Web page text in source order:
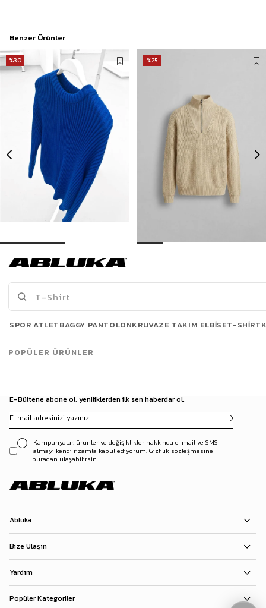
Benzer Ürünler
%30
503,93 TL
719,90 TL
%25
3 Al 2 Öde
Son Bakılanlar
E-Bültene abone ol, yeniliklerden ilk sen haberdar ol.
Kampanyalar, ürünler ve değişiklikler hakkında e-mail ve SMS
almayı kendi rızamla kabul ediyorum. Gizlilik sözleşmesine
buradan ulaşabilirsin
Abluka
Bize Ulaşın
Yardım
Popüler Kategoriler
SPOR ATLETBAGGY PANTOLONKRUVAZE TAKIM ELBISET-SHIRT
POPÜLER ÜRÜNLER